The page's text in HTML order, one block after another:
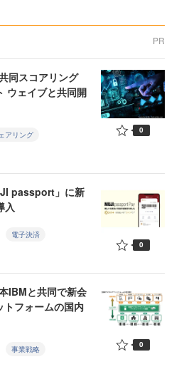
PR
同スコアリング
ウェイブと共同開
アリング 0
passport」に新
入
電子決済
0
IBMと共同で新会
フォームの国内
事業戦略 0